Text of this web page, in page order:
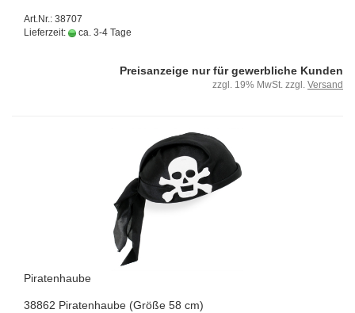
Art.Nr.: 38707
Lieferzeit:
ca. 3-4 Tage
Preisanzeige nur für gewerbliche Kunden
zzgl. 19% MwSt. zzgl. Versand
Pi­ra­ten­hau­be
38862 Pi­ra­ten­hau­be (Größe 58 cm)